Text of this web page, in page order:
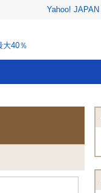
Yahoo! JAPAN
40％